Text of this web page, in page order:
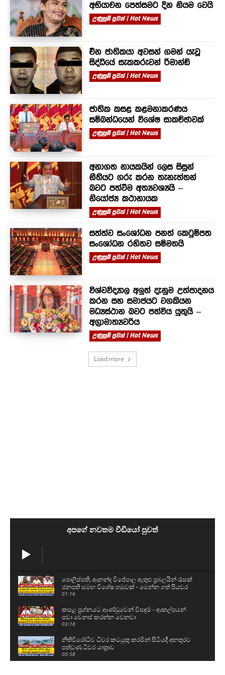
අභියාචන පෙත්සමට දින නියම වෙයි
උණුසුම් පුවත් | Hot News
චීන ජාතිකයා අවසන් ගමන් යැවූ
සිද්ධියේ සැකකරුවන් රිමාන්ඩ්
උණුසුම් පුවත් | Hot News
ජාතික කසළ කළමනාකරණය
සම්බන්ධයෙන් විශේෂ සාකච්ඡාවක්
උණුසුම් පුවත් | Hot News
අනාගත නායකයින් ලෙස සිසුන්
නීතියට ගරු කරන තැනැත්තන්
බවට පත්වීම අත්‍යවශ්‍යයි –
නියෝජ්‍ය කථානායක
උණුසුම් පුවත් | Hot News
සත්ත්ව සංශෝධන පනත් කෙටුම්පත
සංශෝධන රහිතව සම්මතයි
උණුසුම් පුවත් | Hot News
විශ්වවිද්‍යාල අලුත් දැනුම උත්පාදනය
කරන සහ සමාජයට වගකියන
මධ්‍යස්ථාන බවට පත්විය යුතුයි –
අග්‍රාමාත්‍යවරිය
උණුසුම් පුවත් | Hot News
Load more
අපගේ නවතම වීඩියෝ පුවත්
පොලිස්පති, ආනන්ද විජේපාල ඇතුළු ප්‍රබලයින් රැසක්
ජනපති සමඟ විශේෂ හමුවක් - මෙන්න ගත් පියවර
01:16
කසළ ප්‍රශ්නයට ආණ්ඩුවෙන් විසඳුම් - ආකල්පයන්
පවා වෙනස් කරන්න වෙනවා
03:18
නීතිවිරෝධීව ධීවර කටයුතු කරමින් සිටියදී අනතුරට
පත්වුණු ධීවර යාත්‍රාව
00:58